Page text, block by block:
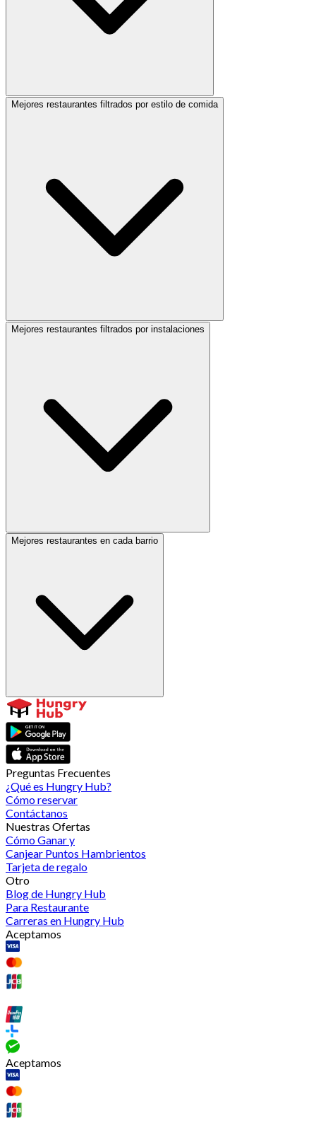
Mejores restaurantes filtrados por estilo de comida
Mejores restaurantes filtrados por instalaciones
Mejores restaurantes en cada barrio
Preguntas Frecuentes
¿Qué es Hungry Hub?
Cómo reservar
Contáctanos
Nuestras Ofertas
Cómo Ganar y
Canjear Puntos Hambrientos
Tarjeta de regalo
Otro
Blog de Hungry Hub
Para Restaurante
Carreras en Hungry Hub
Aceptamos
Aceptamos